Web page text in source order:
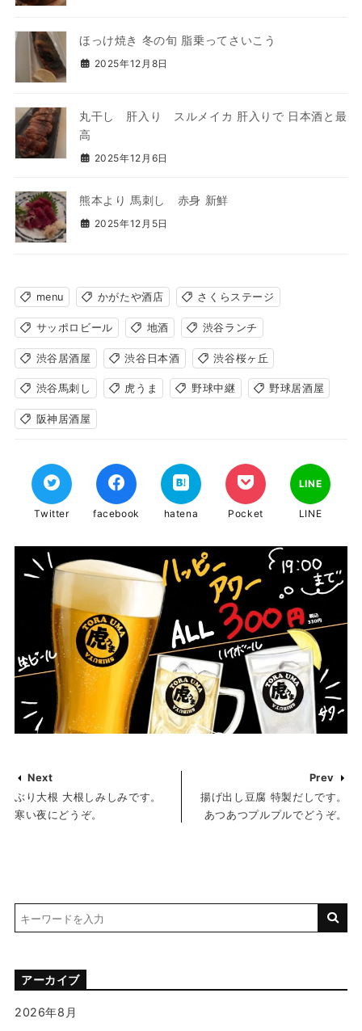
ほっけ焼き 冬の旬 脂乗ってさいこう
2025年12月8日
丸干し 肝入り スルメイカ 肝入りで 日本酒と最
高
2025年12月6日
熊本より 馬刺し 赤身 新鮮
2025年12月5日
menu かがたや酒店 さくらステージ
サッポロビール 地酒 渋谷ランチ
渋谷居酒屋 渋谷日本酒 渋谷桜ヶ丘
渋谷馬刺し 虎うま 野球中継 野球居酒屋
阪神居酒屋
Twitter facebook hatena Pocket
LINE
LINE
Next
ぶり大根 大根しみしみです。
寒い夜にどうぞ。
Prev
揚げ出し豆腐 特製だしです。
あつあつプルプルでどうぞ。
アーカイブ
2026年8月